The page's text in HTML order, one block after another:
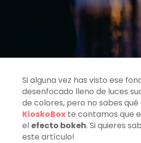
Si alguna vez has visto ese
desenfocado lleno de luces
de colores, pero no sabes qué
KioskoBoxte contamos que
el efecto bokeh. Si quieres
este artículo!